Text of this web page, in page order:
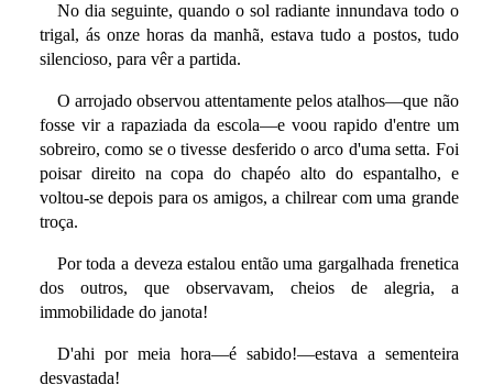
No dia seguinte, quando o sol radiante innundava todo o
trigal, ás onze horas da manhã, estava tudo a postos, tudo
silencioso, para vêr a partida.
O arrojado observou attentamente pelos atalhos—que não
fosse vir a rapaziada da escola—e voou rapido d'entre um
sobreiro, como se o tivesse desferido o arco d'uma setta. Foi
poisar direito na copa do chapéo alto do espantalho, e
voltou-se depois para os amigos, a chilrear com uma grande
troça.
Por toda a deveza estalou então uma gargalhada frenetica
dos outros, que observavam, cheios de alegria, a
immobilidade do janota!
D'ahi por meia hora—é sabido!—estava a sementeira
desvastada!